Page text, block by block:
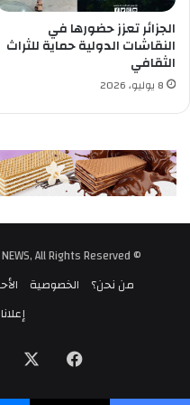
ل
ت
ع
ل
ي
ا
م
ت
ط
ى
الجزائر تعزز حضورها في
النقاشات الدولية حماية للثراث
الثقافي
8 يوليو، 2026
© Copyright 2009 - 2026, WATANIA NEWS, All Rights Reserved
من نحن؟
الخصوصية
فيسبوك